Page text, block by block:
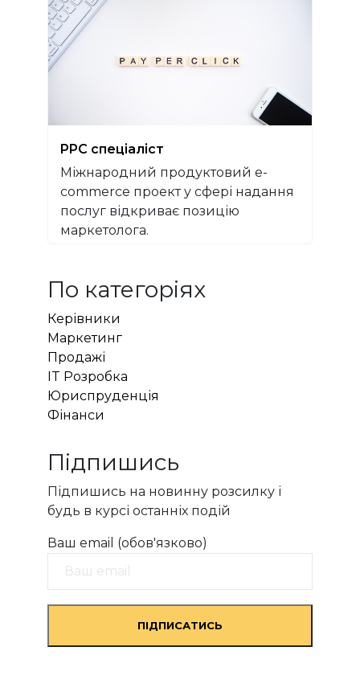
PPC спеціаліст
Міжнародний продуктовий e-
commerce проект у сфері надання
послуг відкриває позицію
маркетолога.
По категоріях
Керівники
Маркетинг
Продажі
IT Розробка
Юриспруденція
Фінанси
Підпишись
Підпишись на новинну розсилку і
будь в курсі останніх подій
Ваш email (обов'язково)